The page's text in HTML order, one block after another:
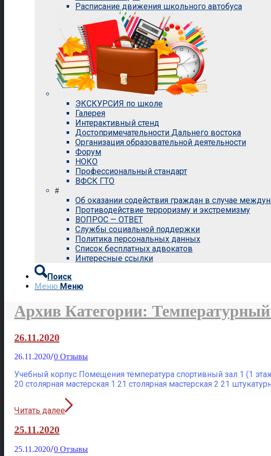
Расписание движения школьного автобуса
ЭКСКУРСИЯ по школе
Галерея
Интерактивный стенд
Достопримечательности Дальнего востока
Организация образовательной деятельности
Форум
НОКО
Профессиональный стандарт
ВФСК ГТО
#
Об оказании содействия граждан в случае
Противодействие терроризму и экстремизму
ВОПРОС — ОТВЕТ
Службы социальной поддержки
Политика персональных данных
Список бесплатных адвокатов
Интересные ссылки
Поиск
Меню Меню
Архив Категории:
26.11.2020
26.11.2020/0 Отзывы
Учебный корпус Помещения температура спортивный зал 1 (1
20 столярная мастерская 1 21 столярная мастерская 2 21
Читать далее
25.11.2020
25.11.2020/0 Отзывы